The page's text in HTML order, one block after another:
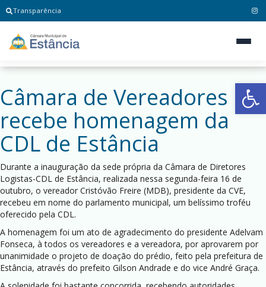
Transparência
Câmara de Vereadores
recebe homenagem da
CDL de Estância
Durante a inauguração da sede própria da Câmara de Diretores
Logistas-CDL de Estância, realizada nessa segunda-feira 16 de
outubro, o vereador Cristóvão Freire (MDB), presidente da CVE,
recebeu em nome do parlamento municipal, um belíssimo troféu
oferecido pela CDL.
A homenagem foi um ato de agradecimento do presidente Adelvam
Fonseca, à todos os vereadores e a vereadora, por aprovarem por
unanimidade o projeto de doação do prédio, feito pela prefeitura de
Estância, através do prefeito Gilson Andrade e do vice André Graça.